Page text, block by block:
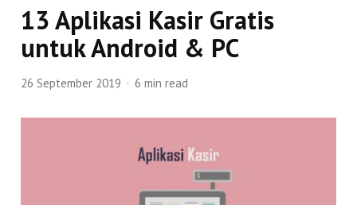
13 Aplikasi Kasir Gratis
untuk Android & PC
26 September 2019 6 min read